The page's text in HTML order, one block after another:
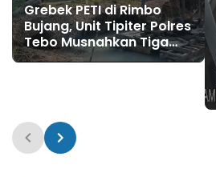
Grebek PETI di Rimbo
Bujang, Unit Tipiter Polres
Tebo Musnahkan Tiga
Rakit Dompeng dengan